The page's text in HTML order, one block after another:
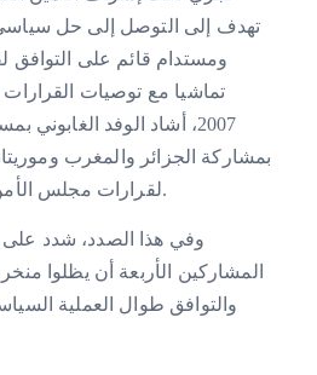
تهدف إلى التوصل إلى حل
ومستدام قائم على التوافق
2007، أشاد الوفد
بمشاركة الجزائر والمغرب
لقرارات مجلس الأمن، ولا سيما القرار 2602.
وفي هذا الصدد، شدد
المشاركين الأربعة أن يظلوا
والتوافق طوال العملية